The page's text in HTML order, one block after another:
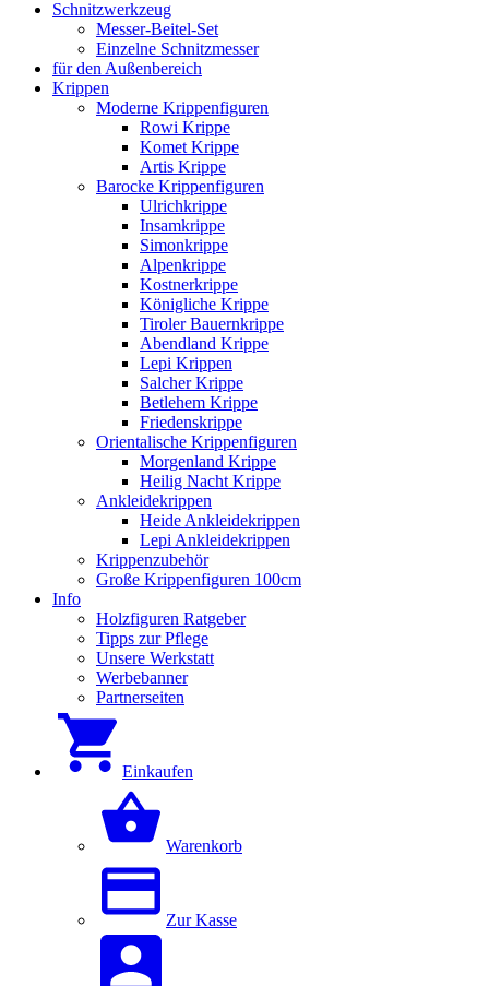
Schnitzwerkzeug
Messer-Beitel-Set
Einzelne Schnitzmesser
für den Außenbereich
Krippen
Moderne Krippenfiguren
Rowi Krippe
Komet Krippe
Artis Krippe
Barocke Krippenfiguren
Ulrichkrippe
Insamkrippe
Simonkrippe
Alpenkrippe
Kostnerkrippe
Königliche Krippe
Tiroler Bauernkrippe
Abendland Krippe
Lepi Krippen
Salcher Krippe
Betlehem Krippe
Friedenskrippe
Orientalische Krippenfiguren
Morgenland Krippe
Heilig Nacht Krippe
Ankleidekrippen
Heide Ankleidekrippen
Lepi Ankleidekrippen
Krippenzubehör
Große Krippenfiguren 100cm
Info
Holzfiguren Ratgeber
Tipps zur Pflege
Unsere Werkstatt
Werbebanner
Partnerseiten
Einkaufen
Warenkorb
Zur Kasse